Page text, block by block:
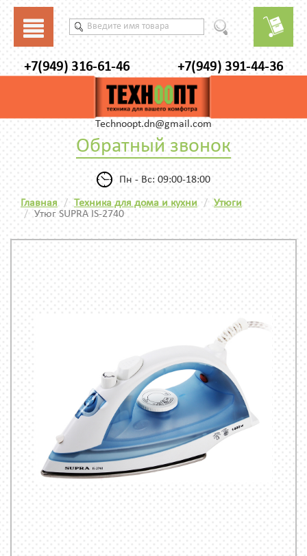
+7(949) 316-61-46 +7(949) 391-44-36
Technoopt.dn@gmail.com
Обратный звонок
Пн - Вс: 09:00-18:00
Главная Техника для дома и кухни
Утюги
Утюг SUPRA IS-2740